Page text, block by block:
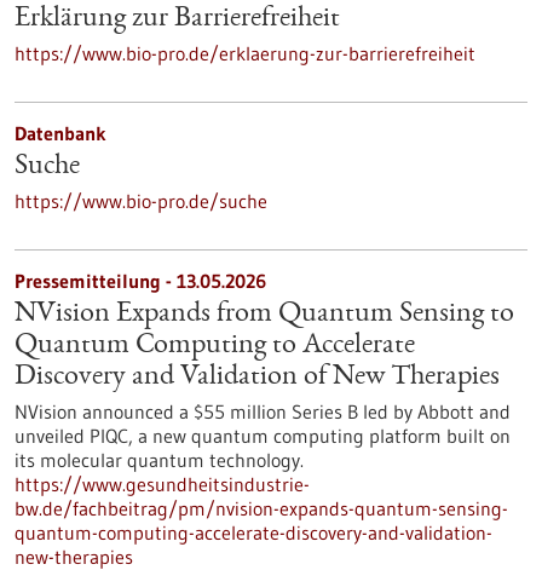
Erklärung zur Barrierefreiheit
https://www.bio-pro.de/erklaerung-zur-barrierefreiheit
Datenbank
Suche
https://www.bio-pro.de/suche
Pressemitteilung - 13.05.2026
NVision Expands from Quantum Sensing to
Quantum Computing to Accelerate
Discovery and Validation of New Therapies
NVision announced a $55 million Series B led by Abbott and
unveiled PIQC, a new quantum computing platform built on
its molecular quantum technology.
https://www.gesundheitsindustrie-
bw.de/fachbeitrag/pm/nvision-expands-quantum-sensing-
quantum-computing-accelerate-discovery-and-validation-
new-therapies